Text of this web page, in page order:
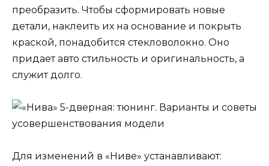
преобразить. Чтобы сформировать новые
детали, наклеить их на основание и покрыть
краской, понадобится стекловолокно. Оно
придает авто стильность и оригинальность, а
служит долго.
Для изменений в «Ниве» устанавливают: